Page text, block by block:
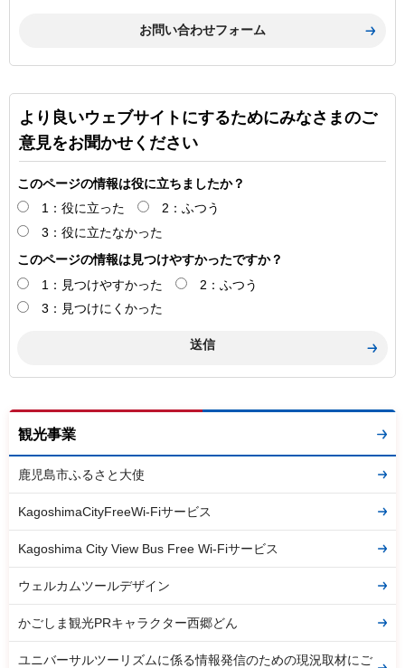
より良いウェブサイトにするためにみなさまのご
意見をお聞かせください
このページの情報は役に立ちましたか？
1：役に立った
2：ふつう
3：役に立たなかった
このページの情報は見つけやすかったですか？
1：見つけやすかった
2：ふつう
3：見つけにくかった
観光事業
鹿児島市ふるさと大使
KagoshimaCityFreeWi-Fiサービス
Kagoshima City View Bus Free Wi-Fiサービス
ウェルカムツールデザイン
かごしま観光PRキャラクター西郷どん
ユニバーサルツーリズムに係る情報発信のための現況取材にご